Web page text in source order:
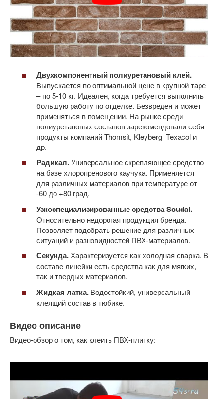
Двухкомпонентный полиуретановый клей.
Выпускается по оптимальной цене в крупной таре
– по 5-10 кг. Идеален, когда требуется выполнить
большую работу по отделке. Безвреден и может
применяться в помещении. На рынке среди
полиуретановых составов зарекомендовали себя
продукты компаний Thomsit, Kleyberg, Texacol и
др.
Радикал.Универсальное скрепляющее средство
на базе хлоропренового каучука. Применяется
для различных материалов при температуре от
-60 до +80 град.
Узкоспециализированные средства Soudal.
Относительно недорогая продукция бренда.
Позволяет подобрать решение для различных
ситуаций и разновидностей ПВХ-материалов.
Секунда. Характеризуется как холодная сварка. В
составе линейки есть средства как для мягких,
так и твердых материалов.
Жидкая латка. Водостойкий, универсальный
клеящий состав в тюбике.
Видео описание
Видео-обзор о том, как клеить ПВХ-плитку: